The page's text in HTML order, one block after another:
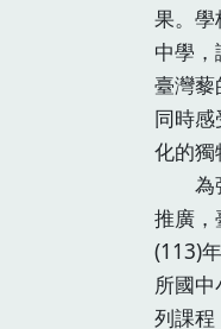
果。學
中學
臺灣藜
同時
化的獨
為強
推廣，
(113)
所國
列課程